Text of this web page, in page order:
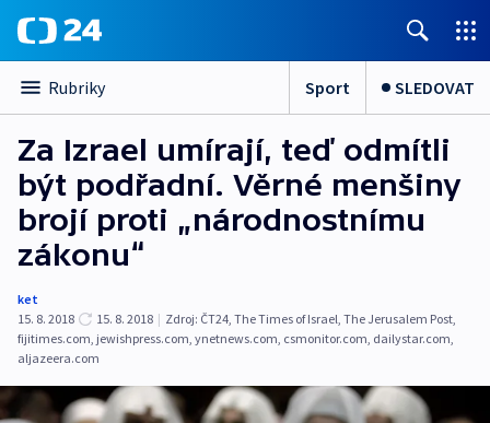
Rubriky Sport SLEDOVAT
Za Izrael umírají, teď odmítli
být podřadní. Věrné menšiny
brojí proti „národnostnímu
zákonu“
ket
15. 8. 2018
15. 8. 2018 | Zdroj: ČT24, The Times of Israel, The Jerusalem Post,
fijitimes.com, jewishpress.com, ynetnews.com, csmonitor.com, dailystar.com,
aljazeera.com